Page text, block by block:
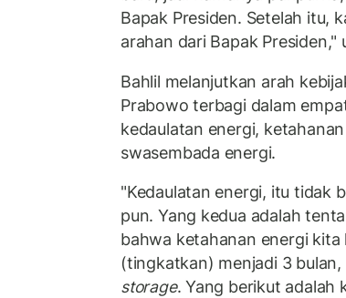
Bapak Presiden. Setelah itu,
arahan dari Bapak Presiden,"
Bahlil melanjutkan arah
Prabowo terbagi dalam
kedaulatan energi,
swasembada energi.
"Kedaulatan energi, itu tidak
pun. Yang kedua adalah
bahwa ketahanan energi kita
(tingkatkan) menjadi 3
storage. Yang berikut adalah